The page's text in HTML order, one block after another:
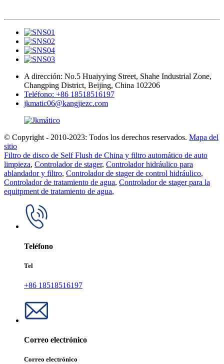
A dirección: No.5 Huaiyying Street, Shahe Industrial Zone,
Changping District, Beijing, China 102206
Teléfono: +86 18518516197
jkmatic06@kangjiezc.com
© Copyright - 2010-2023: Todos los derechos reservados. Mapa del
sitio
Filtro de disco de Self Flush de China y filtro automático de auto
limpieza, Controlador de stager, Controlador hidráulico para
ablandador y filtro, Controlador de stager de control hidráulico,
Controlador de tratamiento de agua, Controlador de stager para la
equitpment de tratamiento de agua,
Teléfono
Tel
+86 18518516197
Correo electrónico
Correo electrónico